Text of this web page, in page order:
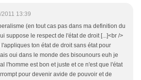
13:39
(en tout cas pas dans ma definition du
suppose le respect de l'état de droit [...]<br />
l'appliques ton état de droit sans état pour
oui dans le monde des bisounours euh je
l'homme est bon et juste et ce n'est que l'état
pour devenir avide de pouvoir et de